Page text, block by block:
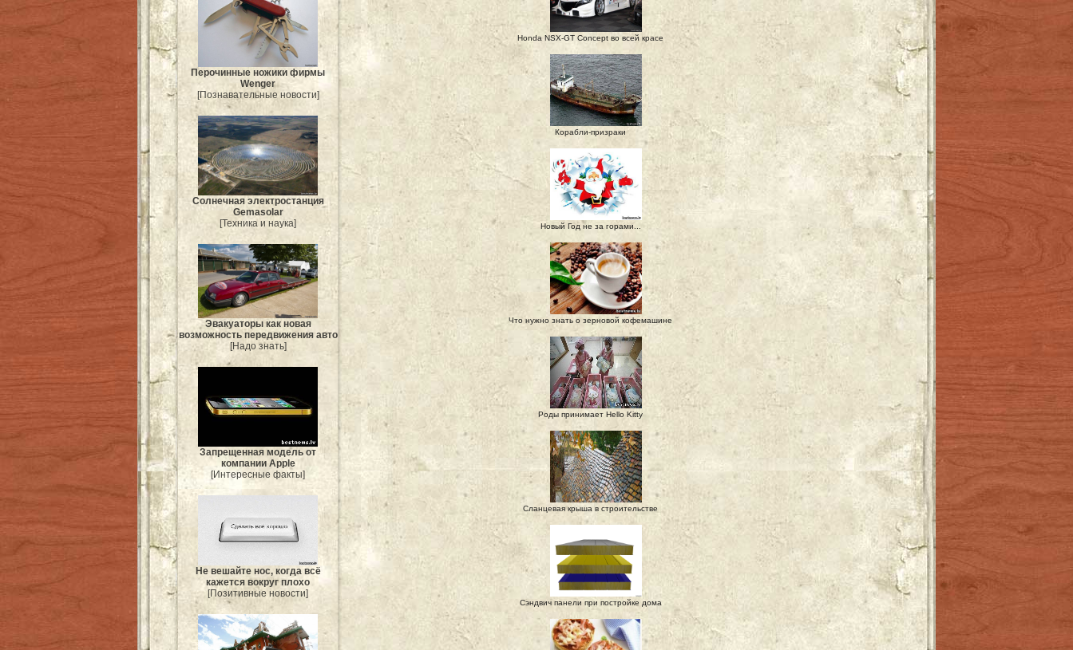
Перочинные ножики фирмы
Wenger
[Познавательные новости]
Солнечная электростанция
Gemasolar
[Техника и наука]
Эвакуаторы как новая
возможность передвижения авто
[Надо знать]
Запрещенная модель от
компании Apple
[Интересные факты]
Не вешайте нос, когда всё
кажется вокруг плохо
[Позитивные новости]
Honda NSX-GT Concept во всей красе
Корабли-призраки
Новый Год не за горами...
Что нужно знать о зерновой кофемашине
Роды принимает Hello Kitty
Сланцевая крыша в строительстве
Сэндвич панели при постройке дома